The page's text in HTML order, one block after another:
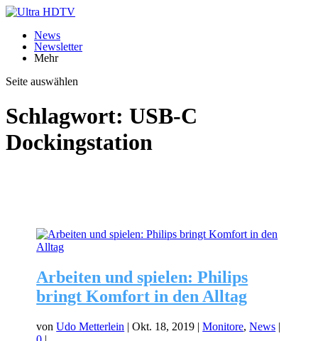
News
Newsletter
Mehr
Seite auswählen
Schlagwort: USB-C
Dockingstation
Arbeiten und spielen: Philips
bringt Komfort in den Alltag
vonUdo Metterlein |Okt. 18, 2019 |Monitore,News |